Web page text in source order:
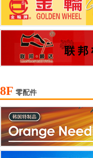
8F 零配件